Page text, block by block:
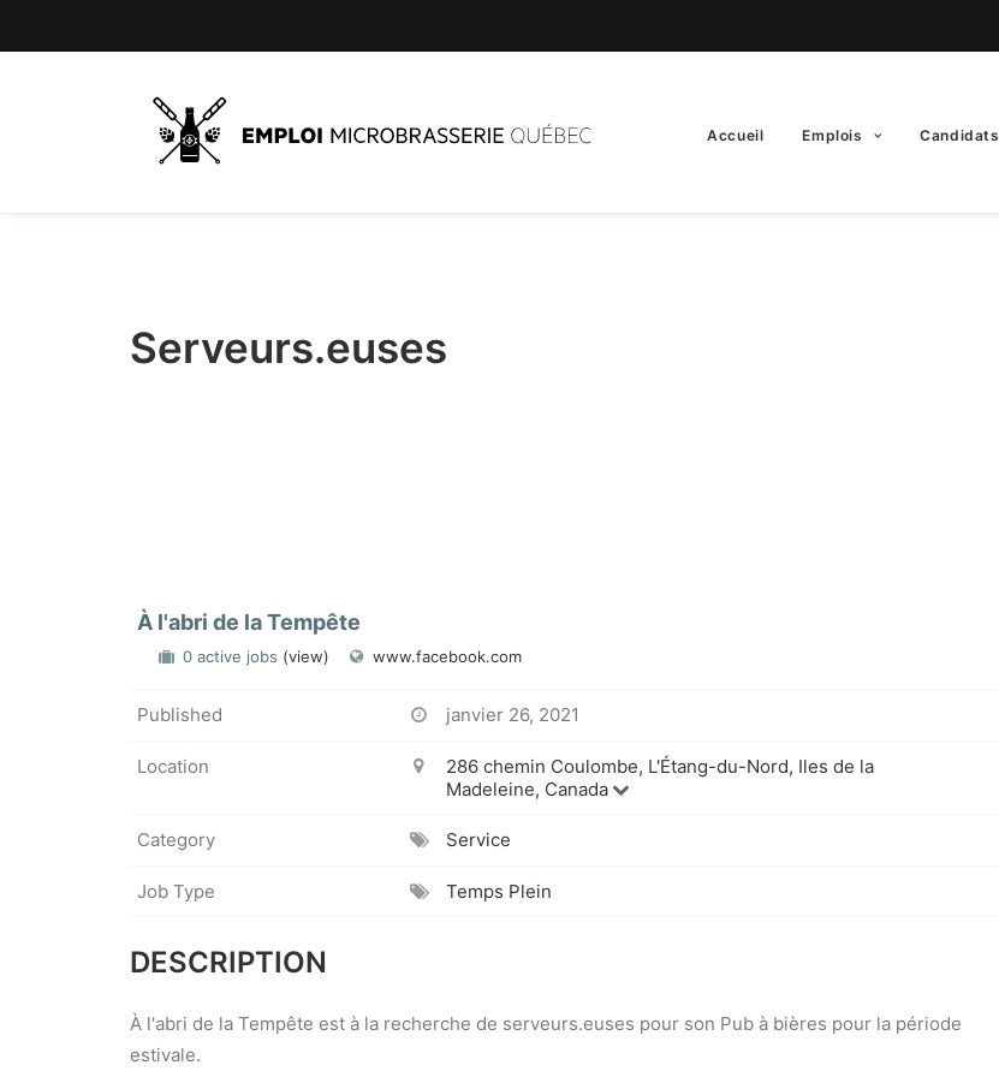
Accueil Emplois Candidats
Serveurs.euses
À l'abri de la Tempête
0 active jobs (view) www.facebook.com
Published janvier 26, 2021
Location
286 chemin Coulombe, L'Étang-du-Nord, Iles de la
Madeleine, Canada
Category Service
Job Type Temps Plein
DESCRIPTION
À l'abri de la Tempête est à la recherche de serveurs.euses pour son Pub à bières pour la période
estivale.